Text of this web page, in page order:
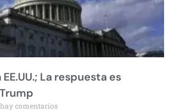
La respuesta es
comentarios